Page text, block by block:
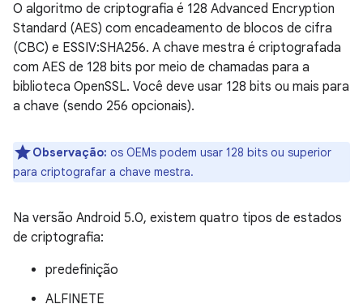
O algoritmo de criptografia é 128 Advanced Encryption
Standard (AES) com encadeamento de blocos de cifra
(CBC) e ESSIV:SHA256. A chave mestra é criptografada
com AES de 128 bits por meio de chamadas para a
biblioteca OpenSSL. Você deve usar 128 bits ou mais para
a chave (sendo 256 opcionais).
Observação: os OEMs podem usar 128 bits ou superior
para criptografar a chave mestra.
Na versão Android 5.0, existem quatro tipos de estados
de criptografia:
predefinição
ALFINETE